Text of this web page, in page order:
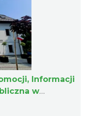
Informacji
w